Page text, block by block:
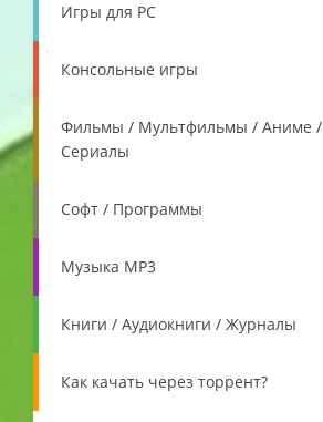
Игры для PC
Консольные игры
Фильмы / Мультфильмы / Аниме /
Сериалы
Софт / Программы
Музыка MP3
Книги / Аудиокниги / Журналы
Как качать через торрент?